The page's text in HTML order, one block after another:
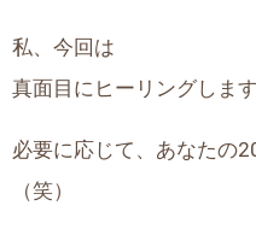
私、今回は
真面目にヒーリングします
必要に応じて、あなたの
（笑）